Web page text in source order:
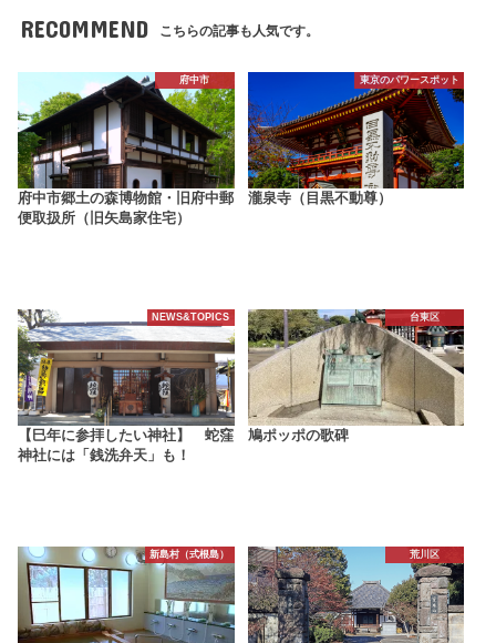
RECOMMEND こちらの記事も人気です。
府中市
府中市郷土の森博物館・旧府中郵
便取扱所（旧矢島家住宅）
東京のパワースポット
瀧泉寺（目黒不動尊）
NEWS&TOPICS
【巳年に参拝したい神社】 蛇窪
神社には「銭洗弁天」も！
台東区
鳩ポッポの歌碑
新島村（式根島） 荒川区